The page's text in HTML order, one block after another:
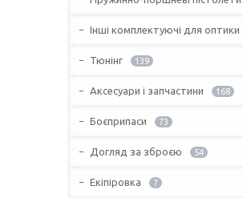
Інші комплектуючі для оптики
Тюнінг 139
Аксесуари і запчастини 168
Боєприпаси 73
Догляд за зброєю 54
Екіпіровка 7